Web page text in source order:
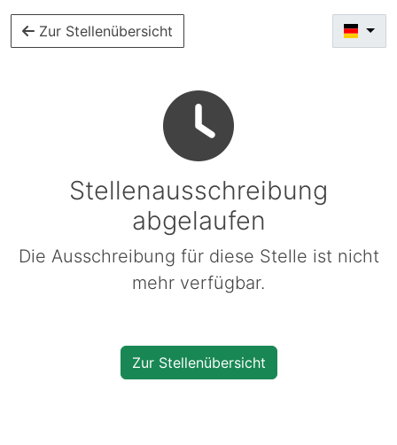
Zur Stellenübersicht
Stellenausschreibung
abgelaufen
Die Ausschreibung für diese Stelle ist nicht
mehr verfügbar.
Zur Stellenübersicht